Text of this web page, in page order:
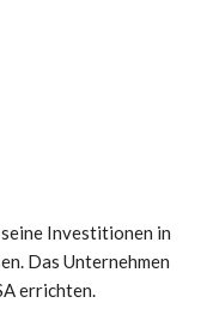
Investitionen in
Das Unternehmen
errichten.